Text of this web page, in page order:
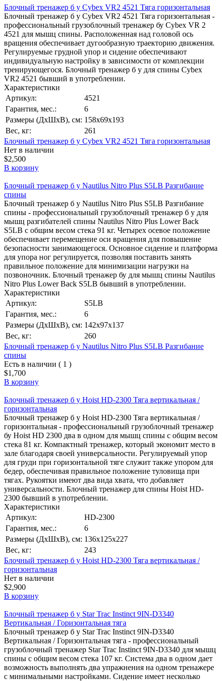
Блочный тренажер б у Cybex VR2 4521 Тяга горизонтальная
Блочный тренажер б у Cybex VR2 4521 Тяга горизонтальная -
профессиональный грузоблочный тренажер бу Cybex VR 2
4521 для мышц спины. Расположенная над головой ось
вращения обеспечивает дугообразную траекторию движения.
Регулируемые грудной упор и сидение обеспечивают
индивидуальную настройку в зависимости от комплекции
тренирующегося. Блочный тренажер б у для спины Cybex
VR2 4521 бывший в употреблении.
Характеристики
Артикул:
4521
Гарантия, мес.:
6
Размеры (ДхШхВ), см: 158х69х193
Вес, кг:
261
Блочный тренажер б у Cybex VR2 4521 Тяга горизонтальная
Нет в наличии
$2,500
В корзину
Блочный тренажер б у Nautilus Nitro Plus S5LB Разгибание
спины
Блочный тренажер б у Nautilus Nitro Plus S5LB Разгибание
спины - профессиональный грузоблочный тренажер б у для
мышц разгибателей спины Nautilus Nitro Plus Lower Back
S5LB с общим весом стека 91 кг. Четырех осевое положение
обеспечивает перемещение оси вращения для повышение
безопасности занимающегося. Основное сидение и платформа
для упора ног регулируется, позволяя поставить занять
правильное положение для минимизации нагрузки на
позвоночник. Блочный тренажер бу для мышц спины Nautilus
Nitro Plus Lower Back S5LB бывший в употреблении.
Характеристики
Артикул:
S5LB
Гарантия, мес.:
6
Размеры (ДхШхВ), см: 142х97х137
Вес, кг:
260
Блочный тренажер б у Nautilus Nitro Plus S5LB Разгибание
спины
Есть в наличии ( 1 )
$1,700
В корзину
Блочный тренажер б у Hoist HD-2300 Тяга вертикальная /
горизонтальная
Блочный тренажер б у Hoist HD-2300 Тяга вертикальная /
горизонтальная - профессиональный грузоблочный тренажер
бу Hoist HD 2300 два в одном для мышц спины с общим весом
стека 81 кг. Компактный тренажер, который экономит место в
зале благодаря своей универсальности. Регулируемый упор
для груди при горизонтальной тяге служит также упором для
бедер, обеспечивая правильное положение туловища при
тягах. Рукоятки имеют два вида хвата, что добавляет
универсальности. Блочный тренажер для спины Hoist HD-
2300 бывший в употреблении.
Характеристики
Артикул:
HD-2300
Гарантия, мес.:
6
Размеры (ДхШхВ), см: 136х125х227
Вес, кг:
243
Блочный тренажер б у Hoist HD-2300 Тяга вертикальная /
горизонтальная
Нет в наличии
$2,900
В корзину
Блочный тренажер б у Star Trac Instinct 9IN-D3340
Вертикальная / Горизонтальная тяга
Блочный тренажер б у Star Trac Instinct 9IN-D3340
Вертикальная / Горизонтальная тяга - профессиональный
грузоблочный тренажер Star Trac Instinct 9IN-D3340 для мышц
спины с общим весом стека 107 кг. Система два в одном дает
возможность выполнять два упражнения на одном тренажере
с минимальными настройками. Сидение имеет несколько